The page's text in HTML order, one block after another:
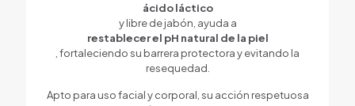
ácido láctico
y libre de jabón, ayuda a
restablecer el pH natural de la piel
, fortaleciendo su barrera protectora y evitando la
resequedad.
Apto para uso facial y corporal, su acción respetuosa